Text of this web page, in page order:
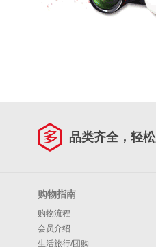
品类齐全，轻
购物指南
购物流程
会员介绍
生活旅行/团购